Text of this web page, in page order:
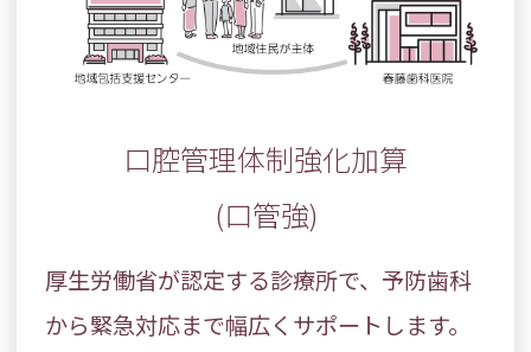
口腔管理体制強化加算
(口管強)
厚生労働省が認定する診療所で、予防歯科
から緊急対応まで幅広くサポートします。